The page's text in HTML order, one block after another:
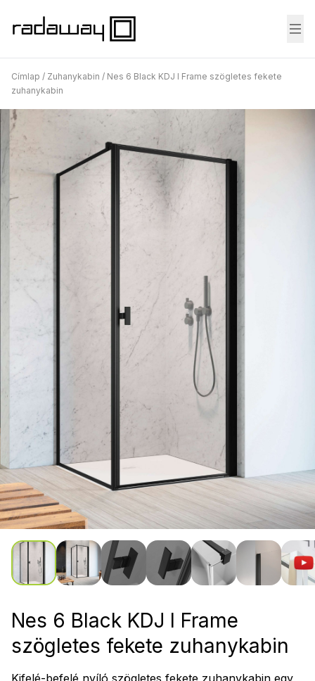
Címlap / Zuhanykabin / Nes 6 Black KDJ I Frame szögletes fekete
zuhanykabin
Nes 6 Black KDJ I Frame
szögletes fekete zuhanykabin